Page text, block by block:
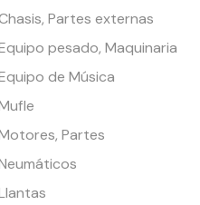
Partes externas
pesado, Maquinaria
de Música
Partes